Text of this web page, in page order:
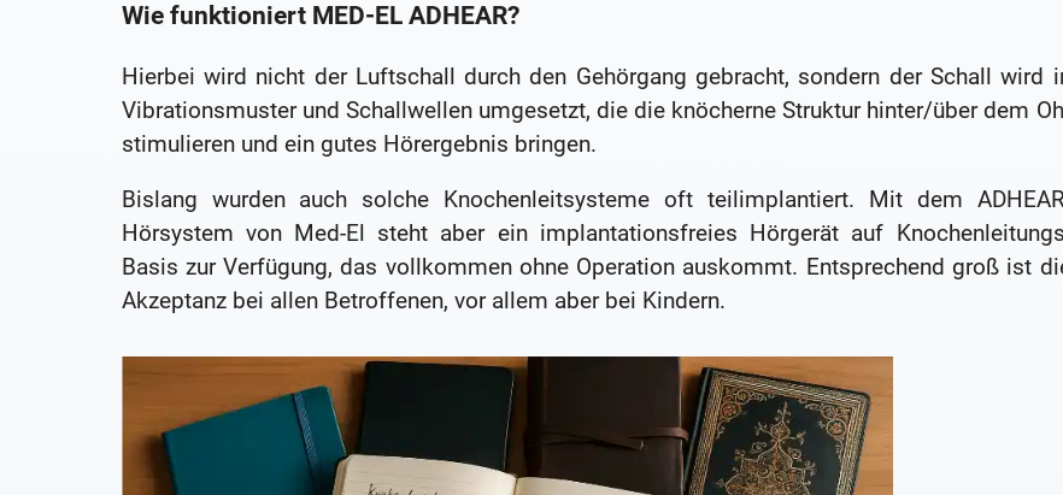
Wie funktioniert MED-EL ADHEAR?
Hierbei wird nicht der Luftschall durch den Gehörgang gebracht, sondern der Schall wird
Vibrationsmuster und Schallwellen umgesetzt, die die knöcherne Struktur hinter/über dem
stimulieren und ein gutes Hörergebnis bringen.
Bislang wurden auch solche Knochenleitsysteme oft teilimplantiert. Mit dem
Hörsystem von Med-El steht aber ein implantationsfreies Hörgerät auf
Basis zur Verfügung, das vollkommen ohne Operation auskommt. Entsprechend groß ist
Akzeptanz bei allen Betroffenen, vor allem aber bei Kindern.